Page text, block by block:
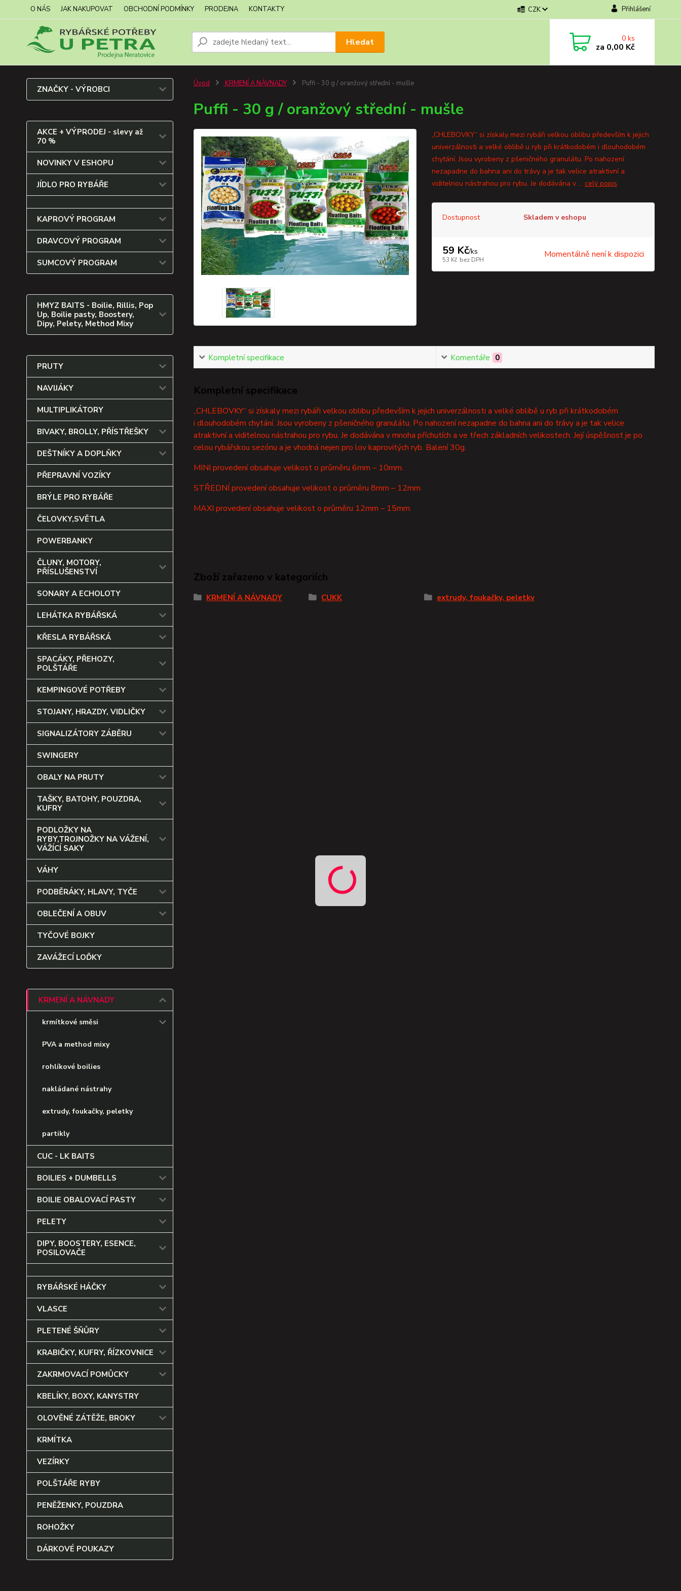
O NÁS JAK NAKUPOVAT OBCHODNÍ PODMÍNKY PRODEJNA KONTAKTY CZK Přihlášení
Hledat 0ks
za 0,00 Kč
ZNAČKY - VÝROBCI
AKCE + VÝPRODEJ - slevy až
70 %
NOVINKY V ESHOPU
JÍDLO PRO RYBÁŘE
KAPROVÝ PROGRAM
DRAVCOVÝ PROGRAM
SUMCOVÝ PROGRAM
HMYZ BAITS - Boilie, Rillis, Pop
Up, Boilie pasty, Boostery,
Dipy, Pelety, Method Mixy
PRUTY
NAVIJÁKY
MULTIPLIKÁTORY
BIVAKY, BROLLY, PŘÍSTŘEŠKY
DEŠTNÍKY A DOPLŇKY
PŘEPRAVNÍ VOZÍKY
BRÝLE PRO RYBÁŘE
ČELOVKY,SVĚTLA
POWERBANKY
ČLUNY, MOTORY,
PŘÍSLUŠENSTVÍ
SONARY A ECHOLOTY
LEHÁTKA RYBÁŘSKÁ
KŘESLA RYBÁŘSKÁ
SPACÁKY, PŘEHOZY,
POLŠTÁŘE
KEMPINGOVÉ POTŘEBY
STOJANY, HRAZDY, VIDLIČKY
SIGNALIZÁTORY ZÁBĚRU
SWINGERY
OBALY NA PRUTY
TAŠKY, BATOHY, POUZDRA,
KUFRY
PODLOŽKY NA
RYBY,TROJNOŽKY NA VÁŽENÍ,
VÁŽÍCÍ SAKY
VÁHY
PODBĚRÁKY, HLAVY, TYČE
OBLEČENÍ A OBUV
TYČOVÉ BOJKY
ZAVÁŽECÍ LOĎKY
KRMENÍ A NÁVNADY
krmítkové směsi
PVA a method mixy
rohlíkové boilies
nakládané nástrahy
extrudy, foukačky, peletky
partikly
CUC - LK BAITS
BOILIES + DUMBELLS
BOILIE OBALOVACÍ PASTY
PELETY
DIPY, BOOSTERY, ESENCE,
POSILOVAČE
RYBÁŘSKÉ HÁČKY
VLASCE
PLETENÉ ŠŇŮRY
KRABIČKY, KUFRY, ŘÍZKOVNICE
ZAKRMOVACÍ POMŮCKY
KBELÍKY, BOXY, KANYSTRY
OLOVĚNÉ ZÁTĚŽE, BROKY
KRMÍTKA
VEZÍRKY
POLŠTÁŘE RYBY
PENĚŽENKY, POUZDRA
ROHOŽKY
DÁRKOVÉ POUKAZY
Úvod KRMENÍ A NÁVNADY Puffi - 30 g / oranžový střední - mušle
Puffi - 30 g / oranžový střední - mušle
„CHLEBOVKY“ si získaly mezi rybáři velkou oblibu především k jejich
univerzálnosti a velké oblibě u ryb při krátkodobém i dlouhodobém
chytání. Jsou vyrobeny z pšeničného granulátu. Po nahození
nezapadne do bahna ani do trávy a je tak velice atraktivní a
viditelnou nástrahou pro rybu. Je dodávána v ... celý popis
Dostupnost Skladem v eshopu
59 Kč/ks
53 Kč bez DPH Momentálně není k dispozici
Kompletní specifikace Komentáře 0
Kompletní specifikace
„CHLEBOVKY“ si získaly mezi rybáři velkou oblibu především k jejich univerzálnosti a velké oblibě u ryb při krátkodobém
i dlouhodobém chytání. Jsou vyrobeny z pšeničného granulátu. Po nahození nezapadne do bahna ani do trávy a je tak velice
atraktivní a viditelnou nástrahou pro rybu. Je dodávána v mnoha příchutích a ve třech základních velikostech. Její úspěšnost je po
celou rybářskou sezónu a je vhodná nejen pro lov kaprovitých ryb. Balení 30g.
MINI provedení obsahuje velikost o průměru 6mm – 10mm.
STŘEDNÍ provedení obsahuje velikost o průměru 8mm – 12mm.
MAXI provedení obsahuje velikost o průměru 12mm – 15mm.
Zboží zařazeno v kategoriích
KRMENÍ A NÁVNADY CUKK extrudy, foukačky, peletky